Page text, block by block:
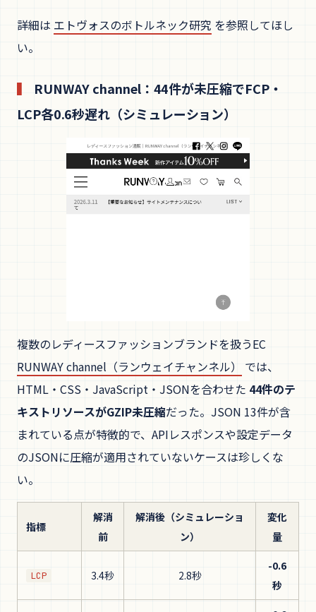
詳細は エトヴォスのボトルネック研究 を参照してほし
い。
RUNWAY channel：44件が未圧縮でFCP・
LCP各0.6秒遅れ（シミュレーション）
複数のレディースファッションブランドを扱うEC
RUNWAY channel（ランウェイチャンネル）
では、
HTML・CSS・JavaScript・JSONを合わせた 44件のテ
キストリソースがGZIP未圧縮だった。JSON 13件が含
まれている点が特徴的で、APIレスポンスや設定データ
のJSONに圧縮が適用されていないケースは珍しくな
い。
指標
解消
前
解消後（シミュレーショ
ン）
変化
量
LCP 3.4秒 2.8秒
-0.6
秒